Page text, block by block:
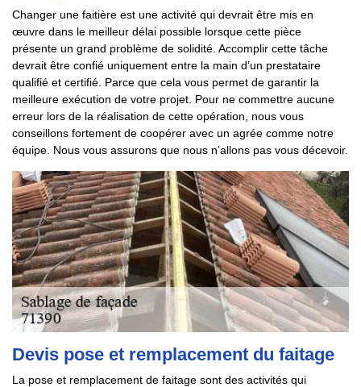
Changer une faitière est une activité qui devrait être mis en
œuvre dans le meilleur délai possible lorsque cette pièce
présente un grand problème de solidité. Accomplir cette tâche
devrait être confié uniquement entre la main d’un prestataire
qualifié et certifié. Parce que cela vous permet de garantir la
meilleure exécution de votre projet. Pour ne commettre aucune
erreur lors de la réalisation de cette opération, nous vous
conseillons fortement de coopérer avec un agrée comme notre
équipe. Nous vous assurons que nous n’allons pas vous décevoir.
Devis pose et remplacement du faitage
La pose et remplacement de faitage sont des activités qui